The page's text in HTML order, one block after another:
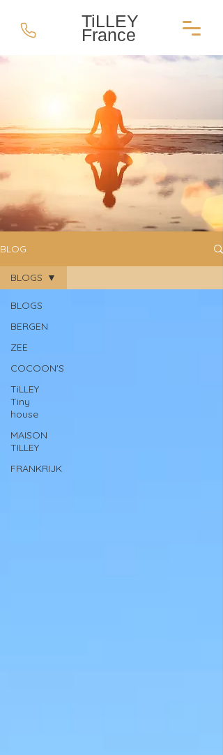
TiLLEY
France
BLOG
BLOGS
BERGEN
ZEE
COCOON'S
TiLLEY
Tiny
house
MAISON
TILLEY
FRANKRIJK
BLOGS